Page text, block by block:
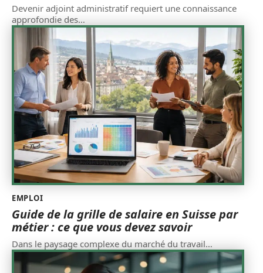
Devenir adjoint administratif requiert une connaissance
approfondie des…
EMPLOI
Guide de la grille de salaire en Suisse par
métier : ce que vous devez savoir
Dans le paysage complexe du marché du travail…